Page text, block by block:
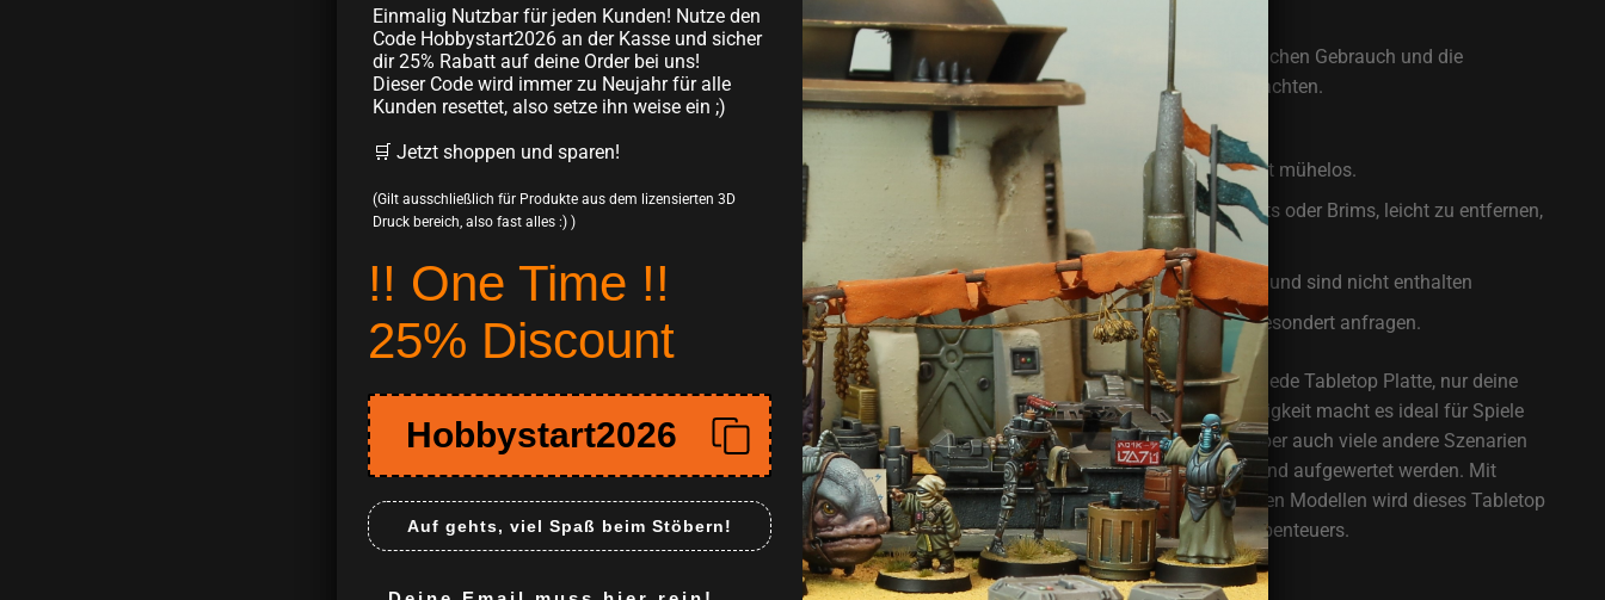
Schichtstärke
Besonders robust, perfekt für den alltäglichen Gebrauch und die
Herausforderungen epischer Tabletop-Schlachten.
Direkt Bastel und Bemal-fertig!
Zusammenbauen mit Sekundenkleber ist mühelos.
Eventuell leichte Reste von Drucksupports oder Brims, leicht zu entfernen,
und stellen keinen Produktmangel dar.
Miniaturen dienen dem Größenvergleich und sind nicht enthalten
Produkt wird unbemalt geliefert, dafür gesondert anfragen.
Dieses Tabletop Gelände passt perfekt auf jede Tabletop Platte, nur deine
Vorstellung setzt dir Grenzen. Seine Vielseitigkeit macht es ideal für Spiele
wie Star Wars: Legion oder Shatter Point, aber auch viele andere Szenarien
können mit den Geländestücken hervorragend aufgewertet werden. Mit
seiner detailreichen Optik und den vielfältigen Modellen wird dieses Tabletop
Gelände der Schauplatz deines nächsten Abenteuers.
Einmalig Nutzbar für jeden Kunden! Nutze den
Code Hobbystart2026 an der Kasse und sicher
dir 25% Rabatt auf deine Order bei uns!
Dieser Code wird immer zu Neujahr für alle
Kunden resettet, also setze ihn weise ein ;)
🛒 Jetzt shoppen und sparen!
(Gilt ausschließlich für Produkte aus dem lizensierten 3D
Druck bereich, also fast alles :) )
!! One Time !!
25% Discount
Hobbystart2026
Auf gehts, viel Spaß beim Stöbern!